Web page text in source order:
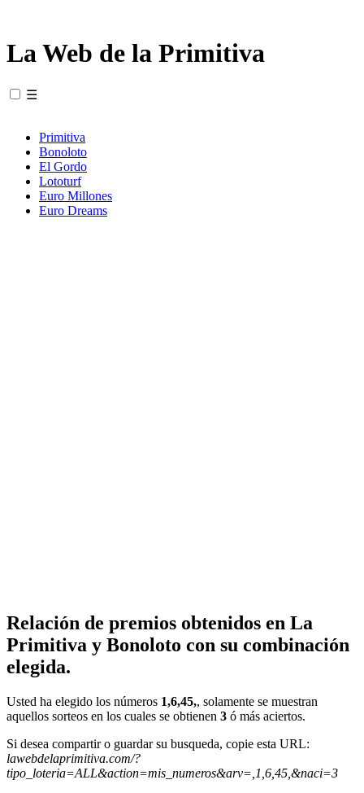
La Web de la Primitiva
☰
Primitiva
Bonoloto
El Gordo
Lototurf
Euro Millones
Euro Dreams
Relación de premios obtenidos en La
Primitiva y Bonoloto con su combinación
elegida.
Usted ha elegido los números 1,6,45,, solamente se muestran
aquellos sorteos en los cuales se obtienen 3 ó más aciertos.
Si desea compartir o guardar su busqueda, copie esta URL:
lawebdelaprimitiva.com/?
tipo_loteria=ALL&action=mis_numeros&arv=,1,6,45,&naci=3